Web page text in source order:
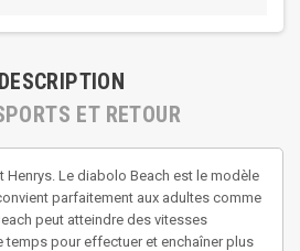
DESCRIPTION
ET RETOUR
Henrys. Le diabolo Beach est le modèle
parfaitement aux adultes comme
peut atteindre des vitesses
temps pour effectuer et enchaîner plus